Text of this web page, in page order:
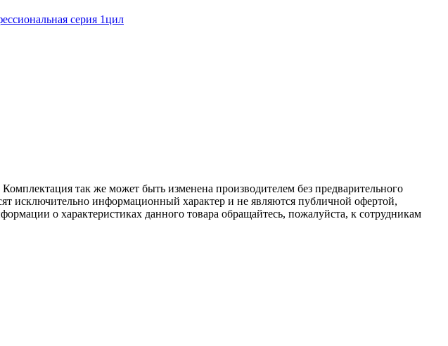
так же может быть изменена производителем без предварительного
исключительно информационный характер и не являются публичной офертой,
о характеристиках данного товара обращайтесь, пожалуйста, к сотрудникам